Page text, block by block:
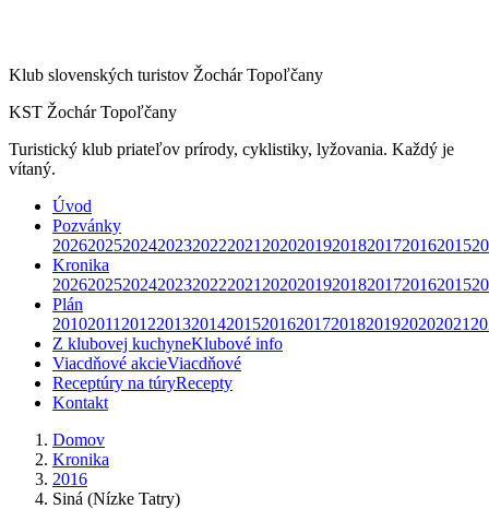
Klub slovenských turistov Žochár Topoľčany
KST Žochár Topoľčany
Turistický klub priateľov prírody, cyklistiky, lyžovania. Každý je
vítaný.
Úvod
Pozvánky
202620252024202320222021 202020192018201720162015
Kronika
202620252024202320222021 202020192018201720162015
Plán
20102011 2012201320142015201620172018201920202021
Z klubovej kuchyneKlubové info
Viacdňové akcieViacdňové
Receptúry na túryRecepty
Kontakt
Domov
Kronika
2016
Siná (Nízke Tatry)